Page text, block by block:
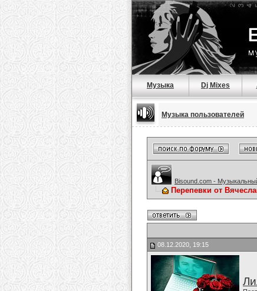
Музыка Dj Mixes
Музыка пользователей
Bisound.com -
Перепевки от
08.12.2020, 19:15